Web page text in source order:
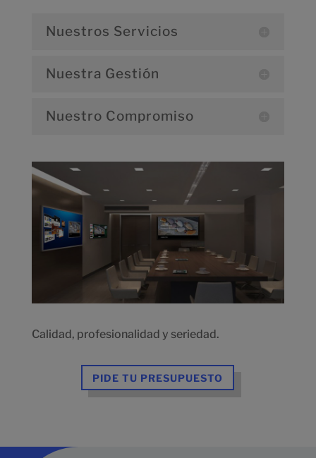
Nuestros Servicios
Nuestra Gestión
Nuestro Compromiso
Calidad, profesionalidad y seriedad.
PIDE TU PRESUPUESTO